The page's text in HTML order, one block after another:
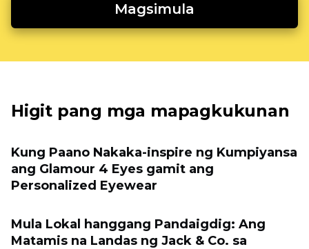
Magsimula
Higit pang mga mapagkukunan
Kung Paano Nakaka-inspire ng Kumpiyansa
ang Glamour 4 Eyes gamit ang
Personalized Eyewear
Mula Lokal hanggang Pandaigdig: Ang
Matamis na Landas ng Jack & Co. sa